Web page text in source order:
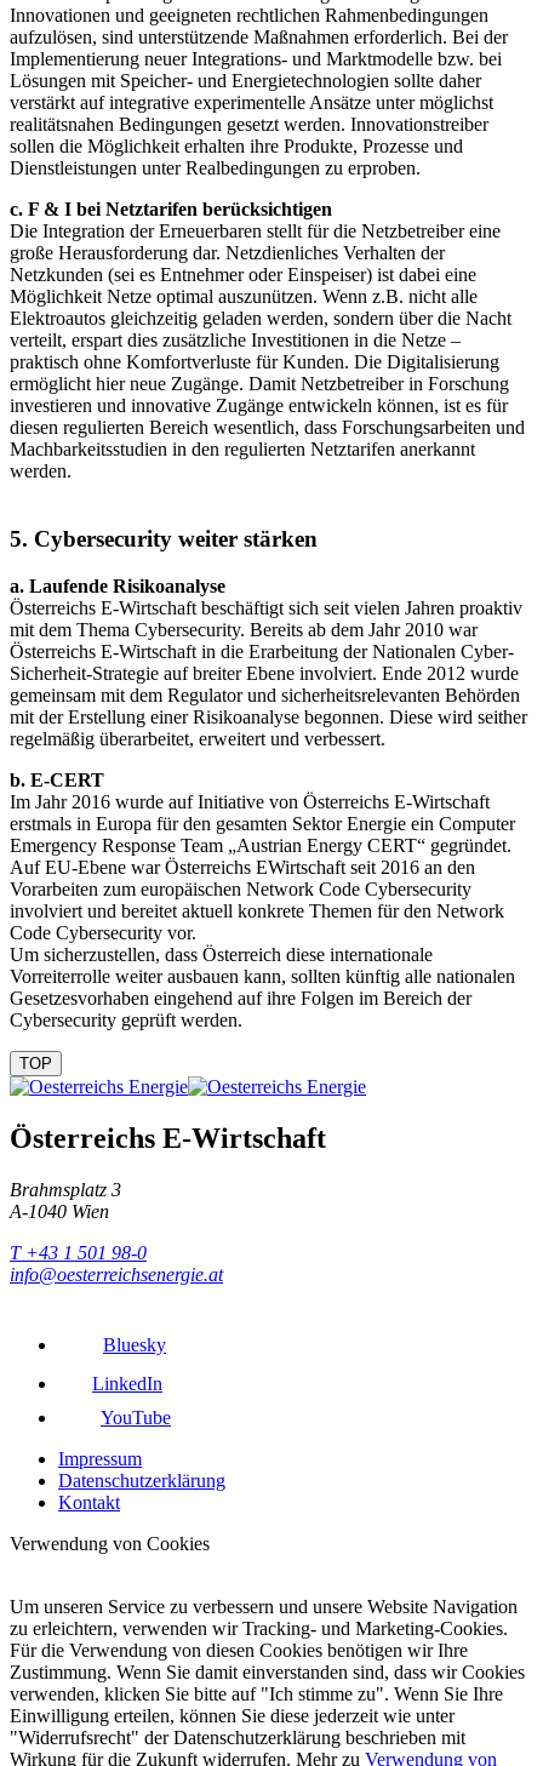
Innovationen und geeigneten rechtlichen Rahmenbedingungen
aufzulösen, sind unterstützende Maßnahmen erforderlich. Bei der
Implementierung neuer Integrations- und Marktmodelle bzw. bei
Lösungen mit Speicher- und Energietechnologien sollte daher
verstärkt auf integrative experimentelle Ansätze unter möglichst
realitätsnahen Bedingungen gesetzt werden. Innovationstreiber
sollen die Möglichkeit erhalten ihre Produkte, Prozesse und
Dienstleistungen unter Realbedingungen zu erproben.
c. F & I bei Netztarifen berücksichtigen
Die Integration der Erneuerbaren stellt für die Netzbetreiber eine
große Herausforderung dar. Netzdienliches Verhalten der
Netzkunden (sei es Entnehmer oder Einspeiser) ist dabei eine
Möglichkeit Netze optimal auszunützen. Wenn z.B. nicht alle
Elektroautos gleichzeitig geladen werden, sondern über die Nacht
verteilt, erspart dies zusätzliche Investitionen in die Netze –
praktisch ohne Komfortverluste für Kunden. Die Digitalisierung
ermöglicht hier neue Zugänge. Damit Netzbetreiber in Forschung
investieren und innovative Zugänge entwickeln können, ist es für
diesen regulierten Bereich wesentlich, dass Forschungsarbeiten und
Machbarkeitsstudien in den regulierten Netztarifen anerkannt
werden.
5. Cybersecurity weiter stärken
a. Laufende Risikoanalyse
Österreichs E-Wirtschaft beschäftigt sich seit vielen Jahren proaktiv
mit dem Thema Cybersecurity. Bereits ab dem Jahr 2010 war
Österreichs E-Wirtschaft in die Erarbeitung der Nationalen Cyber-
Sicherheit-Strategie auf breiter Ebene involviert. Ende 2012 wurde
gemeinsam mit dem Regulator und sicherheitsrelevanten Behörden
mit der Erstellung einer Risikoanalyse begonnen. Diese wird seither
regelmäßig überarbeitet, erweitert und verbessert.
b. E-CERT
Im Jahr 2016 wurde auf Initiative von Österreichs E-Wirtschaft
erstmals in Europa für den gesamten Sektor Energie ein Computer
Emergency Response Team „Austrian Energy CERT“ gegründet.
Auf EU-Ebene war Österreichs EWirtschaft seit 2016 an den
Vorarbeiten zum europäischen Network Code Cybersecurity
involviert und bereitet aktuell konkrete Themen für den Network
Code Cybersecurity vor.
Um sicherzustellen, dass Österreich diese internationale
Vorreiterrolle weiter ausbauen kann, sollten künftig alle nationalen
Gesetzesvorhaben eingehend auf ihre Folgen im Bereich der
Cybersecurity geprüft werden.
TOP
Österreichs E-Wirtschaft
Brahmsplatz 3
A-1040 Wien
T +43 1 501 98-0
info@oesterreichsenergie.at
Bluesky
LinkedIn
YouTube
Impressum
Datenschutzerklärung
Kontakt
Verwendung von Cookies
Um unseren Service zu verbessern und unsere Website Navigation
zu erleichtern, verwenden wir Tracking- und Marketing-Cookies.
Für die Verwendung von diesen Cookies benötigen wir Ihre
Zustimmung. Wenn Sie damit einverstanden sind, dass wir Cookies
verwenden, klicken Sie bitte auf "Ich stimme zu". Wenn Sie Ihre
Einwilligung erteilen, können Sie diese jederzeit wie unter
"Widerrufsrecht" der Datenschutzerklärung beschrieben mit
Wirkung für die Zukunft widerrufen. Mehr zu Verwendung von